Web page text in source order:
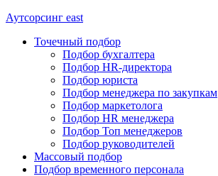
Аутсорсинг east
Точечный подбор
Подбор бухгалтера
Подбор HR-директора
Подбор юриста
Подбор менеджера по закупкам
Подбор маркетолога
Подбор HR менеджера
Подбор Топ менеджеров
Подбор руководителей
Массовый подбор
Подбор временного персонала